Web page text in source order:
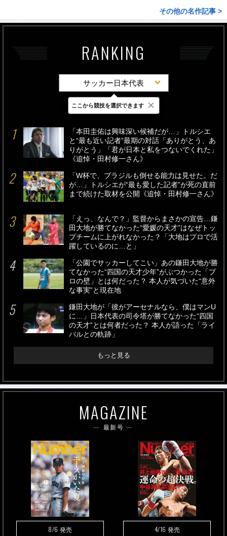
その他の名作記事 >
RANKING
サッカー日本代表
最新 24時間 週間
「本田圭佑は興味深い候補だが…」トルシエ
と“最も近い記者”最期の対話「ありがとう、あ
りがとう」「君が日本と私をつないでくれた」
《追悼・田村修一さん》
「W杯で、ブラジルも倒せる能力は見せた。だ
が…」トルシエが“最も愛した記者”が死の直前
まで続けた取材を公開《追悼・田村修一さん》
「えっ、なんで？」監督からまさかの宣告…鎌
田大地が勝てなかった“愛媛の天才”はなぜトッ
プチームに上がれなかった？「大地はプロで活
躍しているのに…と」
「公園でサッカーしてこい」あの鎌田大地が勝
てなかった“四国の天才少年”がぶつかった「プ
ロの壁」とは何だった？ 本人が気づいた“意外
な事実”と現在地
鎌田大地が「彼がアーセナルなら、僕はマンU
に…」日本代表の司令塔が勝てなかった“四国
の天才”とは何者だった？ 本人が語った「ライ
バルとの軌跡」
もっと見る
MAGAZINE
最新号
8/6 発売 4/16 発売
ここから競技を選択できます ×